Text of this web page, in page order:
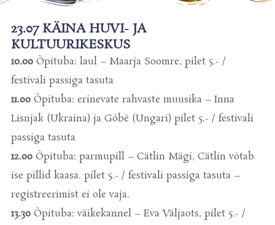
23.07 KÄINA HUVI- JA
KULTUURIKESKUS
10.00 Õpituba: laul – Maarja Soomre, pilet 5.- /
festivali passiga tasuta
11.00 Õpituba: erinevate rahvaste muusika – Inna
Lisnjak (Ukraina) ja Góbé (Ungari) pilet 5.- / festivali
passiga tasuta
12.00 Õpituba: parmupill – Cätlin Mägi, Cätlin võtab
ise pillid kaasa. pilet 5.- / festivali passiga tasuta –
registreerimist ei ole vaja.
13.30 Õpituba: väikekannel – Eva Väljaots, pilet 5.- /